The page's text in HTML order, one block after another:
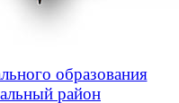
образования
район